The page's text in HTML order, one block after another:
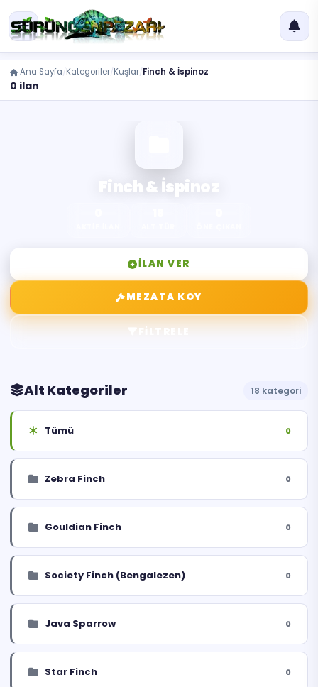
Ana Sayfa Kategoriler Kuşlar Finch & İspinoz
0 ilan
Finch & İspinoz
İLAN VER
MEZATA KOY
FILTRELE
Alt Kategoriler 18 kategori
Tümü 0
Zebra Finch 0
Gouldian Finch 0
Society Finch (Bengalezen) 0
Java Sparrow 0
Star Finch 0